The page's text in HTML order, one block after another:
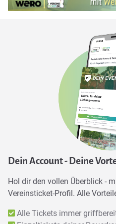
Dein Account - Deine
Hol dir den vollen Überblick -
Vereinsticket-Profil. Alle
Alle Tickets immer